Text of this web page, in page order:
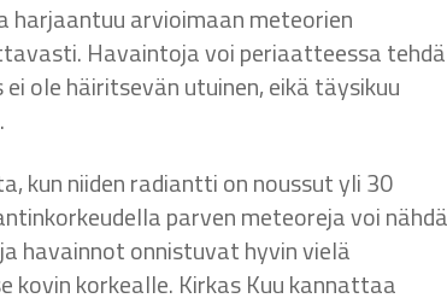
harjaantuu arvioimaan meteorien
Havaintoja voi periaatteessa tehdä
ole häiritsevän utuinen, eikä täysikuu
kun niiden radiantti on noussut yli 30
parven meteoreja voi
havainnot onnistuvat hyvin vielä
kovin korkealle. Kirkas Kuu kannattaa